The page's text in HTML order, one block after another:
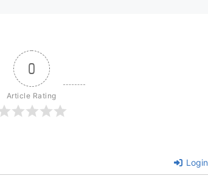
0
Article Rating
Login